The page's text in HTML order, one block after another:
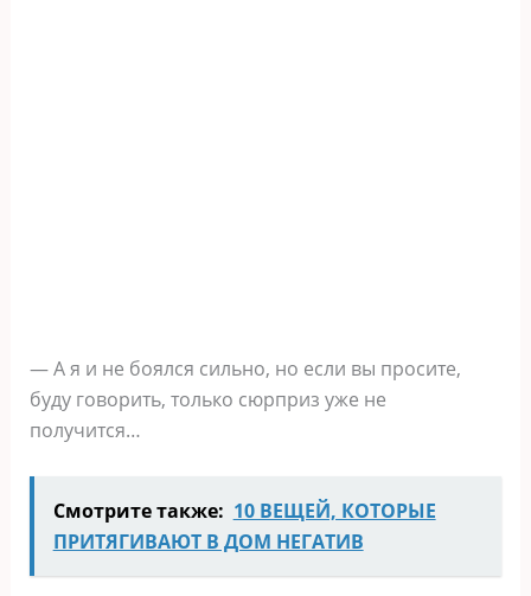
— А я и не боялся сильно, но если вы просите,
буду говорить, только сюрприз уже не
получится…
Смотрите также: 10 ВЕЩЕЙ, КОТОРЫЕ
ПРИТЯГИВАЮТ В ДОМ НЕГАТИВ